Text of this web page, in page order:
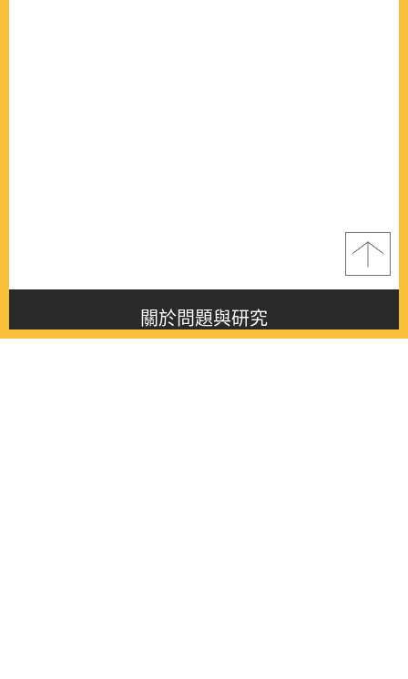
關於問題與研究
About this journal